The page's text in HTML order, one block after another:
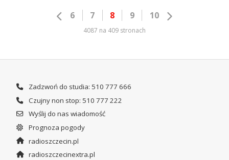
6 7 8 9 10
4087 na 409 stronach
Zadzwoń do studia: 510 777 666
Czujny non stop: 510 777 222
Wyślij do nas wiadomość
Prognoza pogody
radioszczecin.pl
radioszczecinextra.pl